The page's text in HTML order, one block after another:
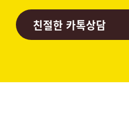
친절한 카톡상담